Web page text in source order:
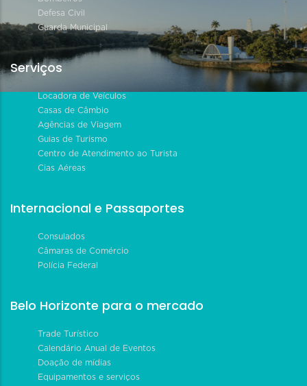
Defesa Civil
Guarda Municipal
Serviços
Locadora de Veículos
Casas de Câmbio
Agências de Viagem
Guias de Turismo
Centro de Atendimento ao Turista
Cias Aéreas
Internacional e Passaportes
Consulados
Câmaras de Comércio
Polícia Federal
Belo Horizonte para o mercado
Trade Turístico
Calendário Anual de Eventos
Doação de mídias
Equipamentos e serviços